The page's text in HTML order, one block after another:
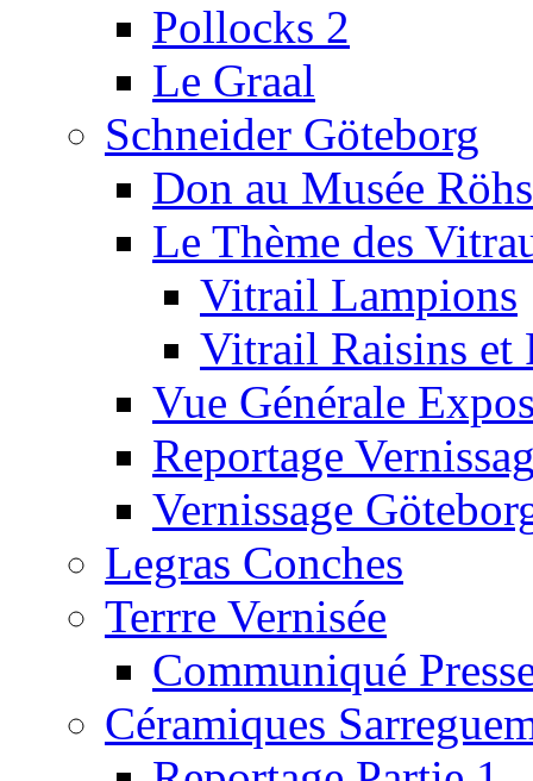
Pollocks 2
Le Graal
Schneider Göteborg
Don au Musée
Le Thème des
Vitrail Lampions
Vitrail Raisins et
Vue Générale
Reportage
Vernissage
Legras Conches
Terrre Vernisée
Communiqué
Céramiques